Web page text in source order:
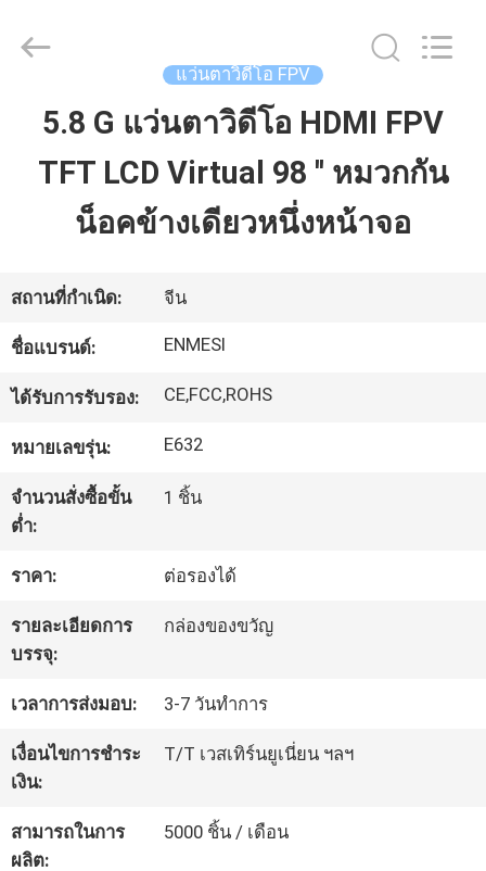
บ้าน
เกี่ยว
กับ
เรา
โรงงาน
คุณภาพ
ข่าว
กรณี
Intelligence
Technology
Reserved.
แว่นตาวิดีโอ FPV
5.8 G แว่นตาวิดีโอ HDMI FPV
TFT LCD Virtual 98 '' หมวกกัน
น็อคข้างเดียวหนึ่งหน้าจอ
สถานที่กำเนิด: จีน
ชื่อแบรนด์: ENMESI
ได้รับการรับรอง: CE,FCC,ROHS
หมายเลขรุ่น: E632
จำนวนสั่งซื้อขั้น
ต่ำ:
1 ชิ้น
ราคา: ต่อรองได้
รายละเอียดการ
บรรจุ:
กล่องของขวัญ
เวลาการส่งมอบ: 3-7 วันทำการ
เงื่อนไขการชำระ
เงิน:
T/T เวสเทิร์นยูเนี่ยน ฯลฯ
สามารถในการ
ผลิต:
5000 ชิ้น / เดือน